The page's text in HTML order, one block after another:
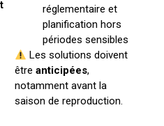
réglementaire et
planification hors
périodes sensibles
Les solutions doivent
être anticipées,
notamment avant la
saison de reproduction.